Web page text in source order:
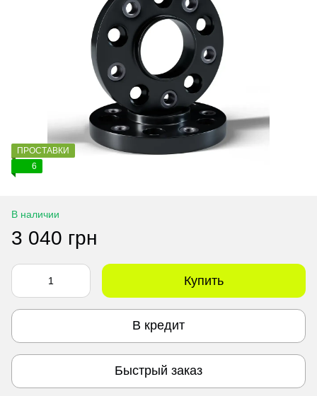
ПРОСТАВКИ
6
В наличии
3 040 грн
Купить
В кредит
Быстрый заказ